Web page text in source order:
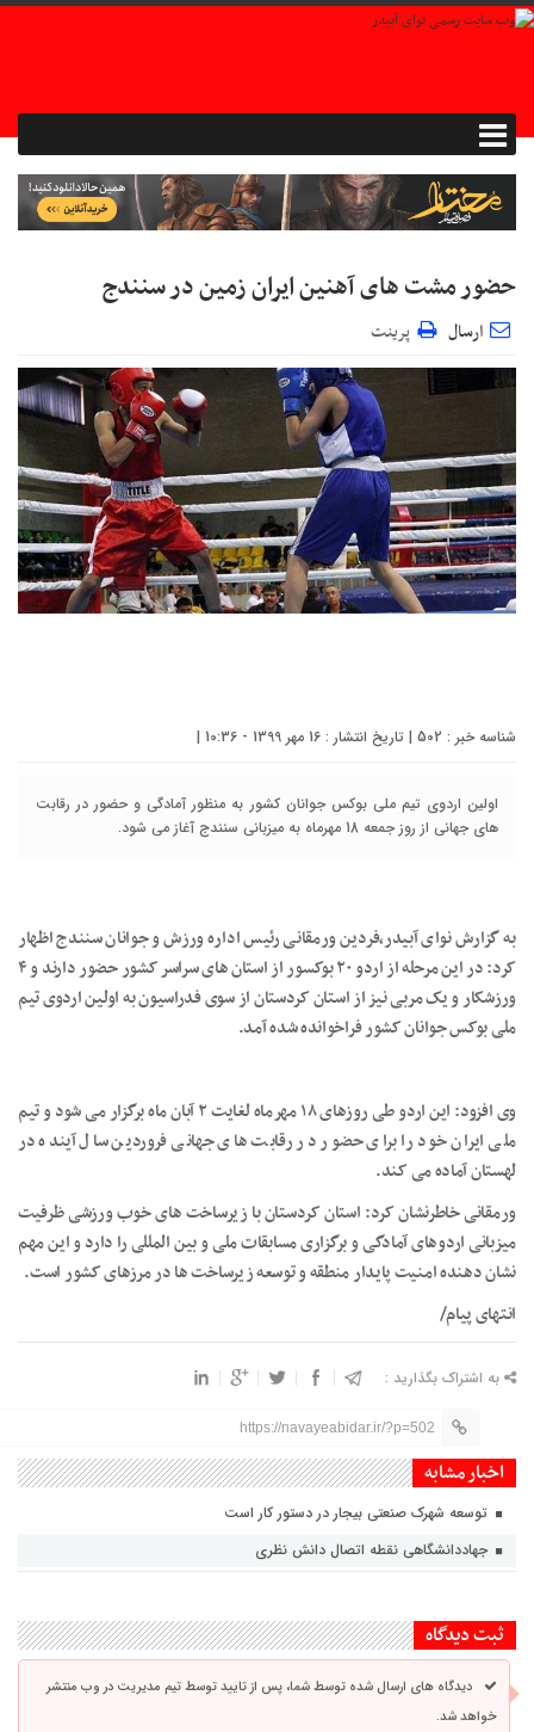
حضور مشت های آهنین ایران زمین در سنندج
ارسال پرینت
شناسه خبر : 502 | تاریخ انتشار : 16 مهر 1399 - 10:36 |
اولین اردوی تیم ملی بوکس جوانان کشور به منظور آمادگی و حضور در رقابت
های جهانی از روز جمعه 18 مهرماه به میزبانی سنندج آغاز می شود.
به گزارش نوای آبیدر،فردین ورمقانی رئیس اداره ورزش و جوانان سنندج اظهار
کرد: در این مرحله از اردو ۲۰ بوکسور از استان های سراسر کشور حضور دارند و ۴
ورزشکار و یک مربی نیز از استان کردستان از سوی فدراسیون به اولین اردوی تیم
ملی بوکس جوانان کشور فراخوانده شده آمد.
وی افزود: این اردو طی روزهای ۱۸ مهرماه لغایت ۲ آبان ماه برگزار می شود و تیم
ملی ایران خود را برای حضور در رقابت های جهانی فروردین سال آینده در
لهستان آماده می کند.
ورمقانی خاطرنشان کرد: استان کردستان با زیرساخت های خوب ورزشی ظرفیت
میزبانی اردوهای آمادگی و برگزاری مسابقات ملی و بین المللی را دارد و این مهم
نشان دهنده امنیت پایدار منطقه و توسعه زیرساخت ها در مرزهای کشور است.
انتهای پیام/
به اشتراک بگذارید :
https://navayeabidar.ir/?p=502
اخبار مشابه
توسعه شهرک صنعتی بیجار در دستور کار است
جهاددانشگاهی نقطه اتصال دانش نظری
ثبت دیدگاه
دیدگاه های ارسال شده توسط شما، پس از تایید توسط تیم مدیریت در وب منتشر
خواهد شد.